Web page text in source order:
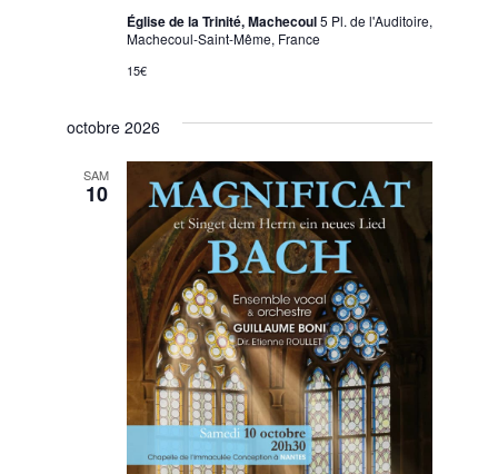
Église de la Trinité, Machecoul5 Pl. de l'Auditoire,
Machecoul-Saint-Même, France
15€
octobre 2026
SAM
10